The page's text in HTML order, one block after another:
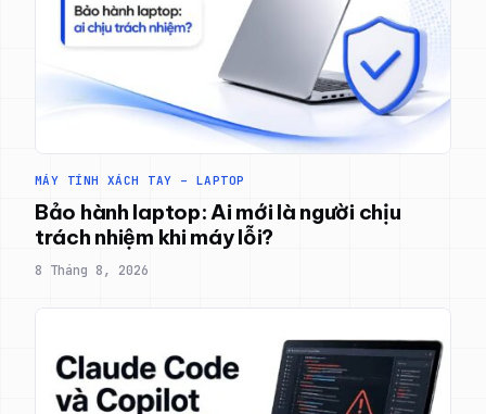
MÁY TÍNH XÁCH TAY – LAPTOP
Bảo hành laptop: Ai mới là người chịu
trách nhiệm khi máy lỗi?
8 Tháng 8, 2026